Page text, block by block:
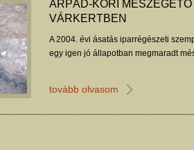
ÁRPÁD-KORI
VÁRKERTBEN
A 2004. évi ásatás iparrégészeti
egy igen jó állapotban megmaradt
tovább olvasom